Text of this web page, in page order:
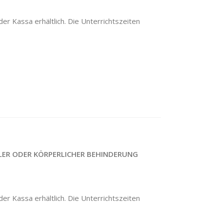
Kassa erhältlich. Die Unterrichtszeiten
ODER KÖRPERLICHER BEHINDERUNG
Kassa erhältlich. Die Unterrichtszeiten